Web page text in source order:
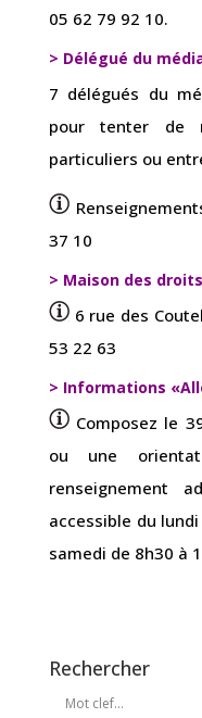
05 62 79 92 10.
> Délégué du
7 délégués du
pour tenter de
particuliers ou
37 10
> Maison des
6 rue des
53 22 63
> Informations
Composez le
ou une
renseignement
accessible du
samedi de 8h30 à
Rechercher